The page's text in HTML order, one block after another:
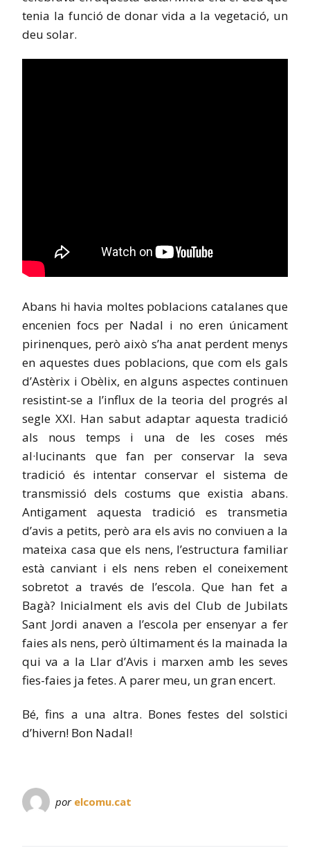
tenia la funció de donar vida a la vegetació, un
deu solar.
Abans hi havia moltes poblacions catalanes que
encenien focs per Nadal i no eren únicament
pirinenques, però això s’ha anat perdent menys
en aquestes dues poblacions, que com els gals
d’Astèrix i Obèlix, en alguns aspectes continuen
resistint-se a l’influx de la teoria del progrés al
segle XXI. Han sabut adaptar aquesta tradició
als nous temps i una de les coses més
al·lucinants que fan per conservar la seva
tradició és intentar conservar el sistema de
transmissió dels costums que existia abans.
Antigament aquesta tradició es transmetia
d’avis a petits, però ara els avis no conviuen a la
mateixa casa que els nens, l’estructura familiar
està canviant i els nens reben el coneixement
sobretot a través de l’escola. Que han fet a
Bagà? Inicialment els avis del Club de Jubilats
Sant Jordi anaven a l’escola per ensenyar a fer
faies als nens, però últimament és la mainada la
qui va a la Llar d’Avis i marxen amb les seves
fies-faies ja fetes. A parer meu, un gran encert.
Bé, fins a una altra. Bones festes del solstici
d’hivern! Bon Nadal!
por elcomu.cat